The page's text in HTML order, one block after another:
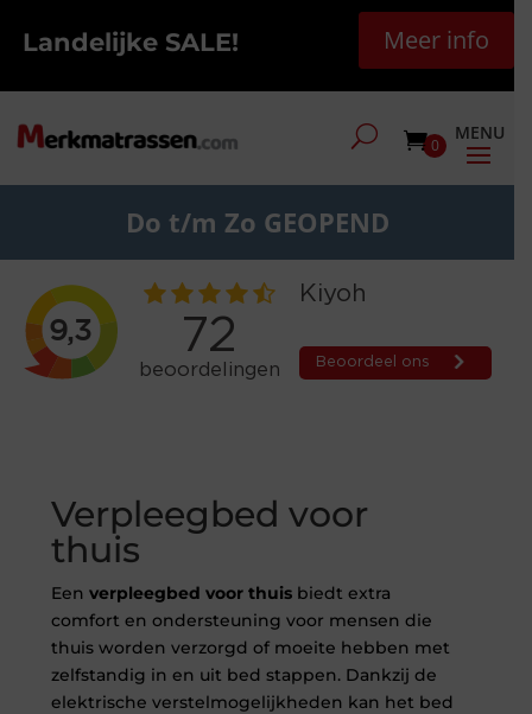
Landelijke SALE! Meer info
0
Do t/m Zo GEOPEND
Verpleegbed voor
thuis
Eenverpleegbed voor thuis biedt extra
comfort en ondersteuning voor mensen die
thuis worden verzorgd of moeite hebben met
zelfstandig in en uit bed stappen. Dankzij de
elektrische verstelmogelijkheden kan het bed